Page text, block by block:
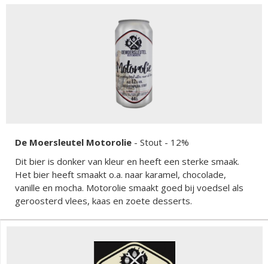
De Moersleutel Motorolie - Stout - 12%
Dit bier is donker van kleur en heeft een sterke smaak.
Het bier heeft smaakt o.a. naar karamel, chocolade,
vanille en mocha. Motorolie smaakt goed bij voedsel als
geroosterd vlees, kaas en zoete desserts.